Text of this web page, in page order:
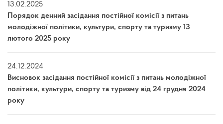
13.02.2025
Порядок денний засідання постійної комісії з питань
молодіжної політики, культури, спорту та туризму 13
лютого 2025 року
24.12.2024
Висновок засідання постійної комісії з питань молодіжної
політики, культури, спорту та туризму від 24 грудня 2024
року